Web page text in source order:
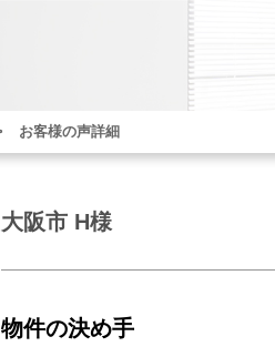
お客様の声詳細
大阪市 H様
物件の決め手